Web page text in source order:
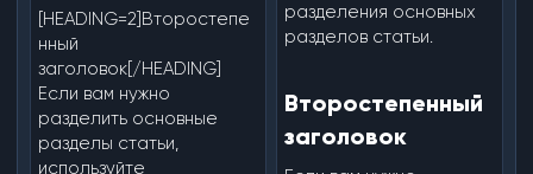
[HEADING=2]Второстепе
нный
заголовок[/HEADING]
Если вам нужно
разделить основные
разделы статьи,
используйте
разделения основных
разделов статьи.
Второстепенный
заголовок​